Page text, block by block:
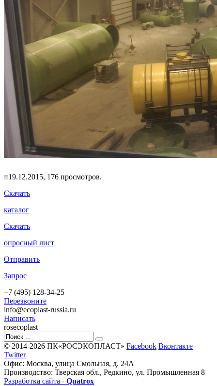
19.12.2015, 176 просмотров.
Скачать
каталог
Скачать
опросный лист
Отправить
Запрос
+7 (495) 128-34-25
Перезвоните
info@ecoplast-russia.ru
Написать
rosecoplast
© 2014-2026 ПК«РОСЭКОПЛАСТ» Facebook Вконтакте
Twitter
Офис: Москва, улица Смольная, д. 24А
Производство: Тверская обл., Редкино, ул. Промышленная 8
Разработка сайта - Quatrox